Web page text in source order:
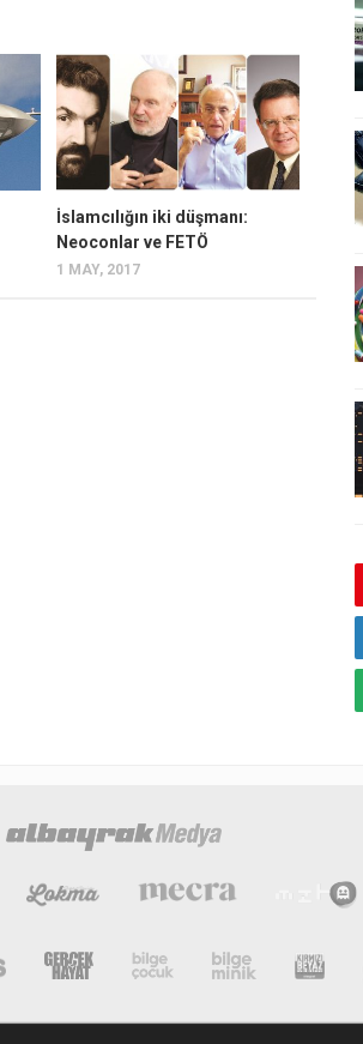
İslamcılığın iki düşmanı:
Neoconlar ve FETÖ
1 MAY, 2017